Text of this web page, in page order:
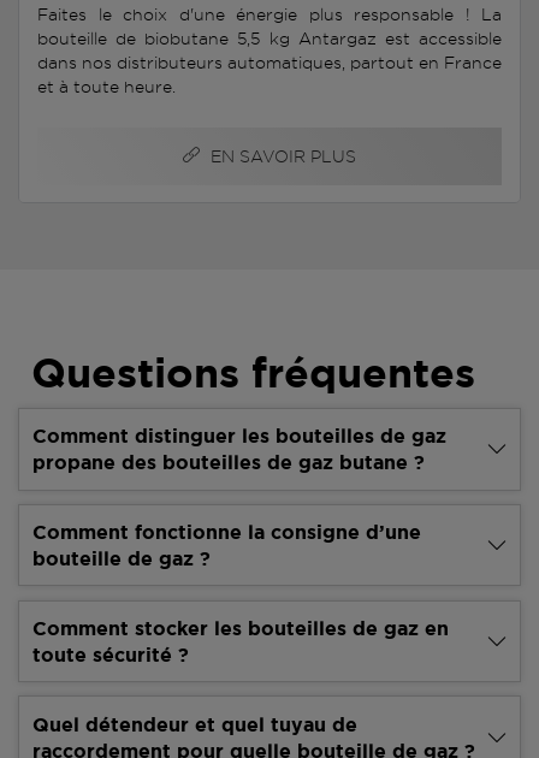
Faites le choix d'une énergie plus responsable ! La
bouteille de biobutane 5,5 kg Antargaz est accessible
dans nos distributeurs automatiques, partout en France
et à toute heure.
EN SAVOIR PLUS
Questions fréquentes
Comment distinguer les bouteilles de gaz
propane des bouteilles de gaz butane ?
Comment fonctionne la consigne d’une
bouteille de gaz ?
Comment stocker les bouteilles de gaz en
toute sécurité ?
Quel détendeur et quel tuyau de
raccordement pour quelle bouteille de gaz ?